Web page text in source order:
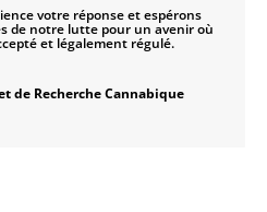
votre réponse et espérons
de notre lutte pour un avenir où
et légalement régulé.
de Recherche Cannabique